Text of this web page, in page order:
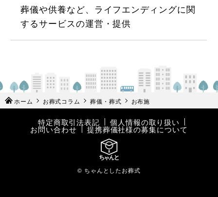
葬儀や供養など、ライフエンディングに関
するサービスの運営・提供
ホーム お葬式コラム 葬儀・葬式 お布施
特定商取引法表記 個人情報の取り扱い
お問い合わせ 提携葬儀社様の募集について
© ちゃんとしたお葬式